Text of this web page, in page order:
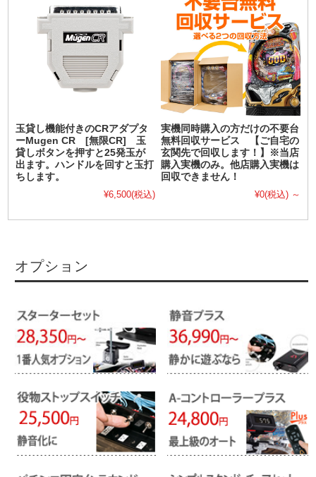
玉貸し機能付きのCRアダプタ
ーMugen CR [無限CR] 玉
貸しボタンを押すと25発玉が
出ます。ハンドルを回すと玉打
ちします。
¥6,500(税込)
実機同時購入の方だけの不要台
無料回収サービス 【ご自宅の
玄関先で回収します！】※当店
購入実機のみ。他店購入実機は
回収できません！
¥0(税込) ～
オプション